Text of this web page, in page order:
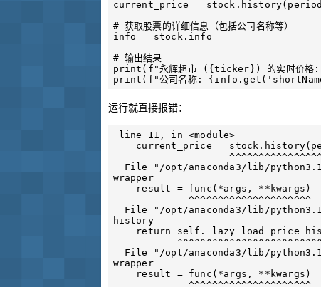
current_price =
# 获取股票的详细信息（包括公司名称等）
info = stock.info
# 输出结果
print(f"永辉超市 ({ticker}) 的实时价
运行就直接报错：
                    ^^^^^^^^^^^^^^^^^^^^^^^^^^
wrapper
             ^^^^^^^^^^^^^^^^^^^^^
history
wrapper
             ^^^^^^^^^^^^^^^^^^^^^